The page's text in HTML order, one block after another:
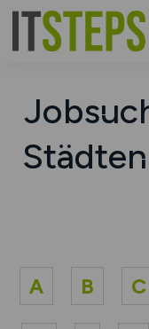
A B C